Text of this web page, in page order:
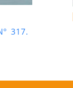
317.